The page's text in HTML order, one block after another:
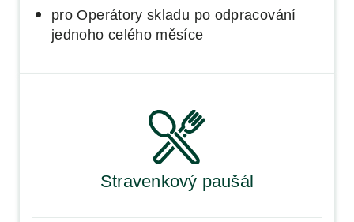
pro Operátory skladu po odpracování
jednoho celého měsíce
Stravenkový paušál